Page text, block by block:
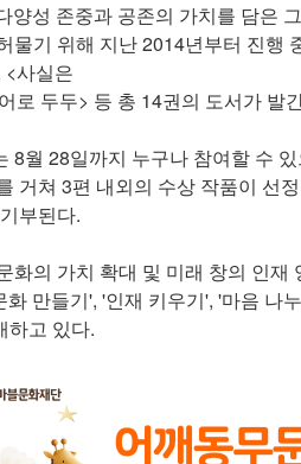
양성 존중과 공존의 가치를 담은
물기 위해 지난 2014년부터 진행
사실은
로 두두> 등 총 14권의 도서가 발
8월 28일까지 누구나 참여할 수
거쳐 3편 내외의 수상 작품이 선
부된다.
화의 가치 확대 및 미래 창의 인
화 만들기', '인재 키우기', '마음 나
하고 있다.​